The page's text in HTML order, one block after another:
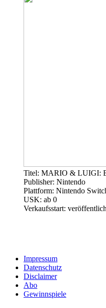
Titel: MARIO & LUIGI:
Publisher: Nintendo
Plattform: Nintendo
USK: ab 0
Verkaufsstart:
Impressum
Datenschutz
Disclaimer
Abo
Gewinnspiele